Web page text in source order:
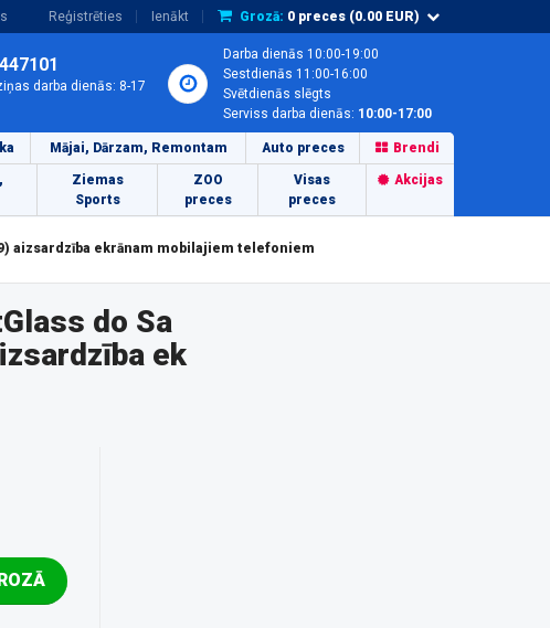
Reģistrēties Ienākt Grozā: 0 preces (0.00 EUR)
darba dienās: 8-17
Darba dienās 10:00-19:00
Sestdienās 11:00-16:00
Svētdienās slēgts
Serviss darba dienās: 10:00-17:00
Mājai, Dārzam, Remontam Auto preces Brendi
Ziemas
Sports
ZOO
preces
Visas
preces
Akcijas
aizsardzība ekrānam mobilajiem telefoniem
do Sa
ek